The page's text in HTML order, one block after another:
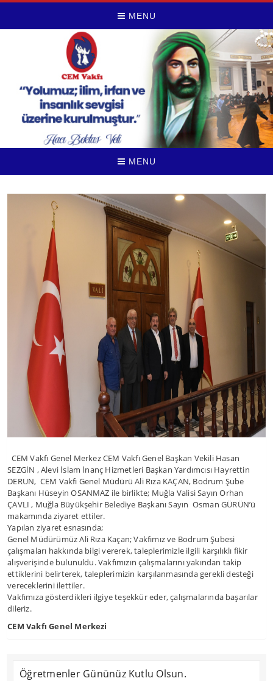
MENU
MENU
CEM Vakfı Genel Merkez CEM Vakfı Genel Başkan Vekili Hasan
SEZGİN , Alevi İslam İnanç Hizmetleri Başkan Yardımcısı Hayrettin
DERUN, CEM Vakfı Genel Müdürü Ali Rıza KAÇAN, Bodrum Şube
Başkanı Hüseyin OSANMAZ ile birlikte; Muğla Valisi Sayın Orhan
ÇAVLI , Muğla Büyükşehir Belediye Başkanı Sayın Osman GÜRÜN’ü
makamında ziyaret ettiler.
Yapılan ziyaret esnasında;
Genel Müdürümüz Ali Rıza Kaçan; Vakfımız ve Bodrum Şubesi
çalışmaları hakkında bilgi vererek, taleplerimizle ilgili karşılıklı fikir
alışverişinde bulunuldu. Vakfımızın çalışmalarını yakından takip
ettiklerini belirterek, taleplerimizin karşılanmasında gerekli desteği
vereceklerini ilettiler.
Vakfımıza gösterdikleri ilgiye teşekkür eder, çalışmalarında başarılar
dileriz.
CEM Vakfı Genel Merkezi
Öğretmenler Gününüz Kutlu Olsun.